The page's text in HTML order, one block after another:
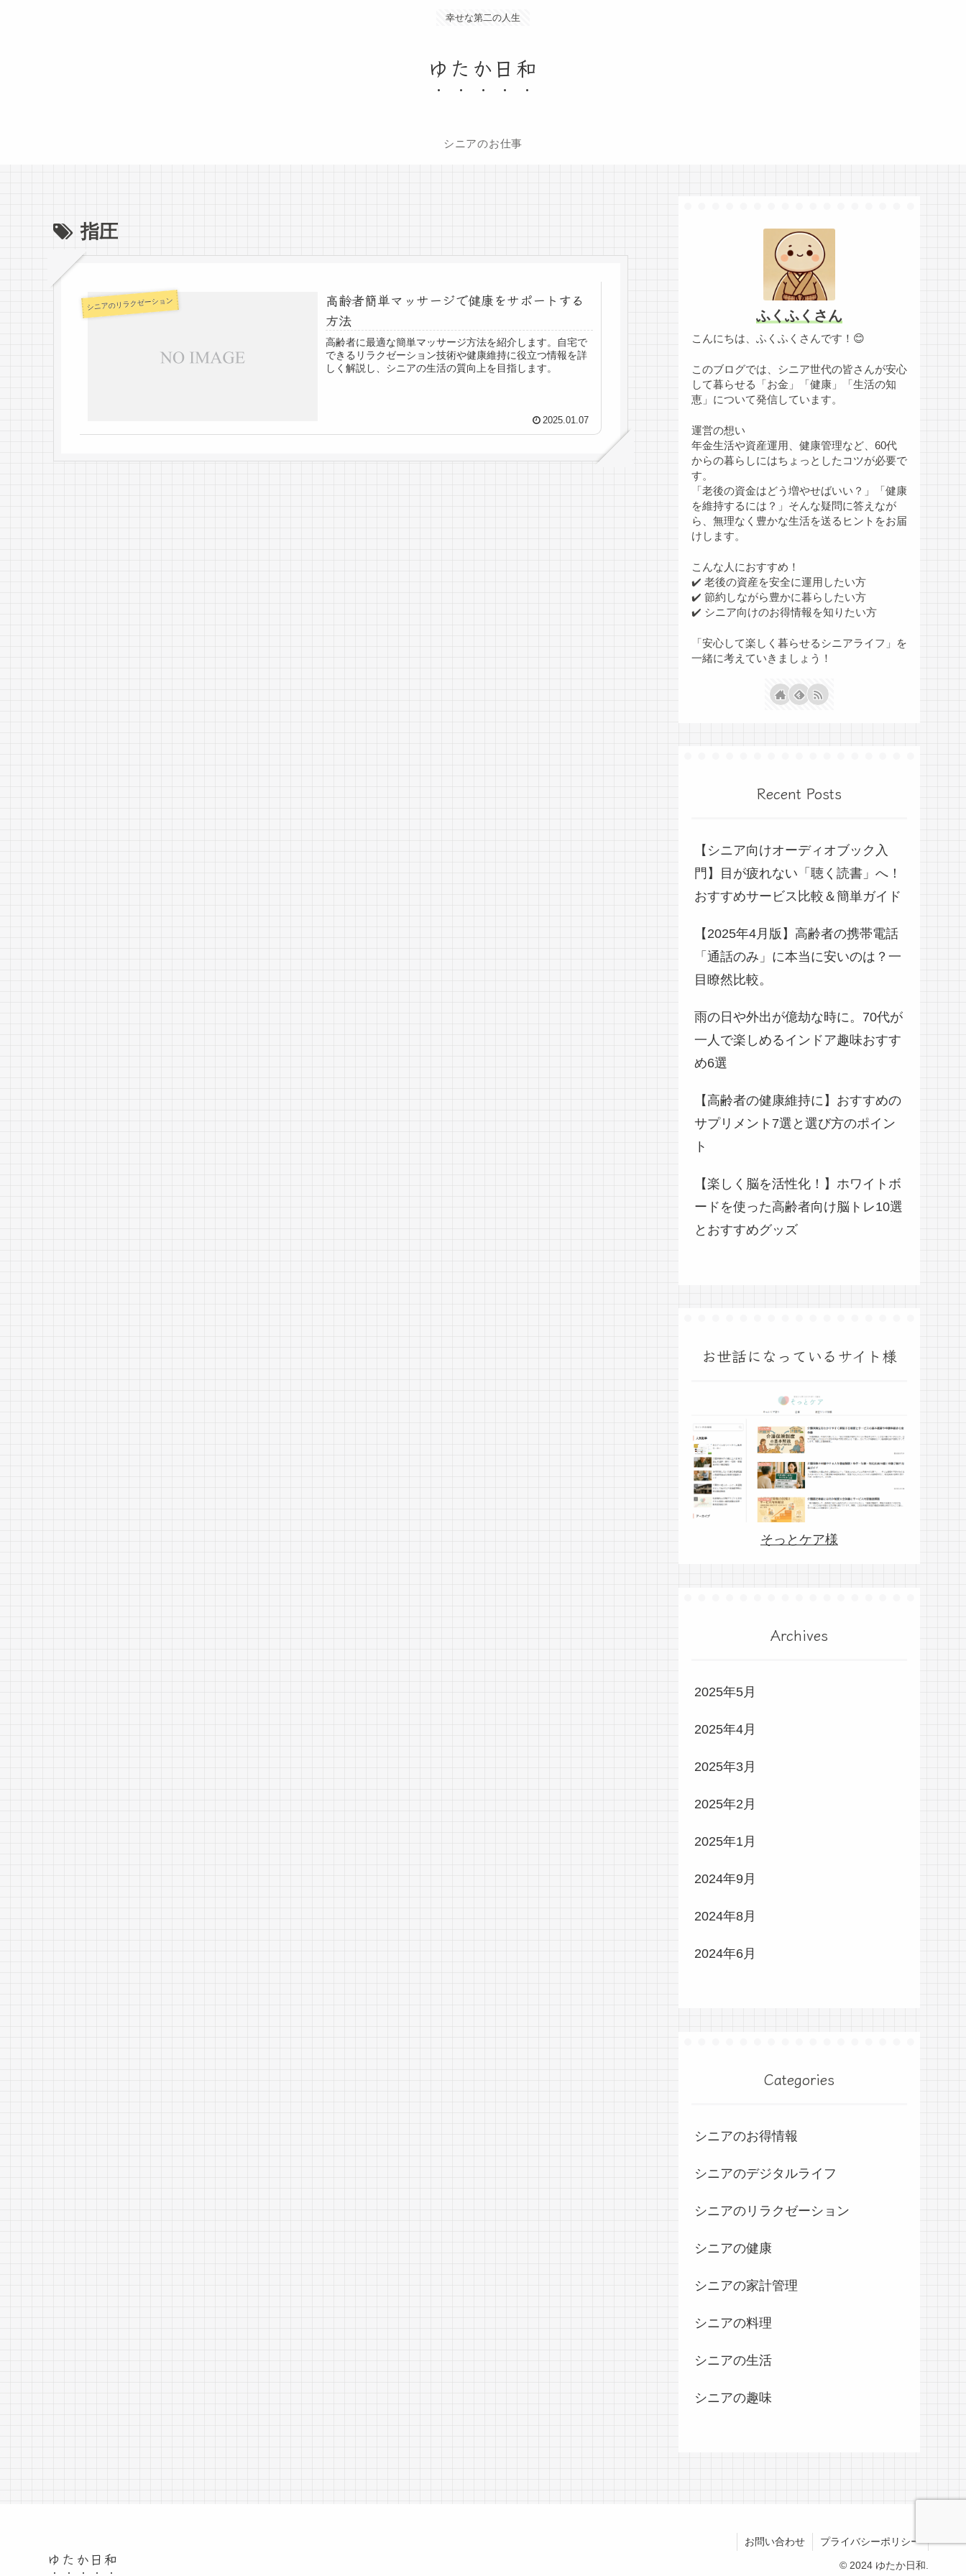
幸せな第二の人生
ゆたか日和
シニアのお仕事
指圧
シニアのリラクゼーション
高齢者簡単マッサージで健康をサポートする
方法
高齢者に最適な簡単マッサージ方法を紹介します。自宅で
できるリラクゼーション技術や健康維持に役立つ情報を詳
しく解説し、シニアの生活の質向上を目指します。
2025.01.07
ふくふくさん
こんにちは、ふくふくさんです！😊
このブログでは、シニア世代の皆さんが安心
して暮らせる「お金」「健康」「生活の知
恵」について発信しています。
運営の想い
年金生活や資産運用、健康管理など、60代
からの暮らしにはちょっとしたコツが必要で
す。
「老後の資金はどう増やせばいい？」「健康
を維持するには？」そんな疑問に答えなが
ら、無理なく豊かな生活を送るヒントをお届
けします。
こんな人におすすめ！
✔️ 老後の資産を安全に運用したい方
✔️ 節約しながら豊かに暮らしたい方
✔️ シニア向けのお得情報を知りたい方
「安心して楽しく暮らせるシニアライフ」を
一緒に考えていきましょう！
Recent Posts
【シニア向けオーディオブック入
門】目が疲れない「聴く読書」へ！
おすすめサービス比較＆簡単ガイド
【2025年4月版】高齢者の携帯電話
「通話のみ」に本当に安いのは？一
目瞭然比較。
雨の日や外出が億劫な時に。70代が
一人で楽しめるインドア趣味おすす
め6選
【高齢者の健康維持に】おすすめの
サプリメント7選と選び方のポイン
ト
【楽しく脳を活性化！】ホワイトボ
ードを使った高齢者向け脳トレ10選
とおすすめグッズ
お世話になっているサイト様
そっとケア様
Archives
2025年5月
2025年4月
2025年3月
2025年2月
2025年1月
2024年9月
2024年8月
2024年6月
Categories
シニアのお得情報
シニアのデジタルライフ
シニアのリラクゼーション
シニアの健康
シニアの家計管理
シニアの料理
シニアの生活
シニアの趣味
ゆたか日和
お問い合わせ プライバシーポリシー
© 2024 ゆたか日和.